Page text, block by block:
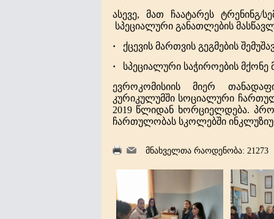
ასევე, მათ ჩაატარეს
სპეციალური განათლების
·
ქცევის მართვის გეგმების
·
სპეციალური საჭიროების
ევროკომისიის მიერ
კურიკულუმში სოციალური
2019 წლიდან ხორციელდება.
ჩართულობას სკოლებში
მნახველთა რაოდენობა: 21273